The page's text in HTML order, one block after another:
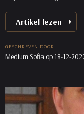
Artikel lezen
GESCHREVEN DOOR:
Medium Sofia op 18-12-